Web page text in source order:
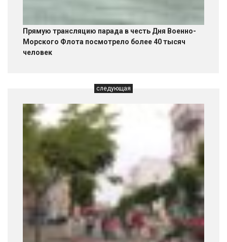
Прямую трансляцию парада в честь Дня Военно-
Морского Флота посмотрело более 40 тысяч
человек
следующая